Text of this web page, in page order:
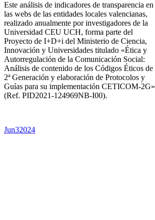
Este análisis de indicadores de transparencia en
las webs de las entidades locales valencianas,
realizado anualmente por investigadores de la
Universidad CEU UCH, forma parte del
Proyecto de I+D+i del Ministerio de Ciencia,
Innovación y Universidades titulado «Ética y
Autorregulación de la Comunicación Social:
Análisis de contenido de los Códigos Éticos de
2ª Generación y elaboración de Protocolos y
Guías para su implementación CETICOM-2G»
(Ref. PID2021-124969NB-I00).
Jun32024